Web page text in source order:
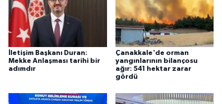
İletişim Başkanı Duran:
Mekke Anlaşması tarihi bir
adımdır
Çanakkale'de orman
yangınlarının bilançosu
ağır: 541 hektar zarar
gördü